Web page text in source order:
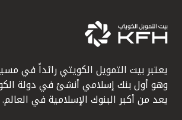
يعتبر بيت التمويل الكويتي رائداً في
يعد من أكبر البنوك الإسلامية في